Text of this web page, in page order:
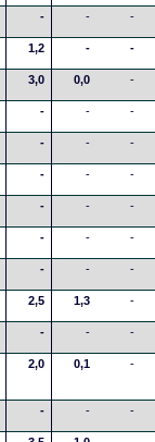
- - -
1,2 - -
3,0 0,0 -
- - -
- - -
- - -
- - -
- - -
- - -
2,5 1,3 -
- - -
2,0 0,1 -
- - -